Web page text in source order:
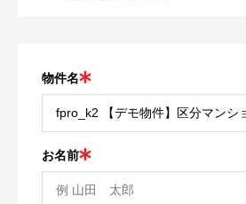
物件名
お名前